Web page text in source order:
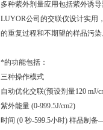
多种紫外剂量应用包括紫外诱导
LUYOR公司的交联仪设计实用
的重复过程和不期望的样品污
*的功能包括：
三种操作模式
自动优化交联(预设剂量120 mJ/
紫外能量 (0-999.5J/cm2)
时间 (0 秒-599.5小时) 样品制备